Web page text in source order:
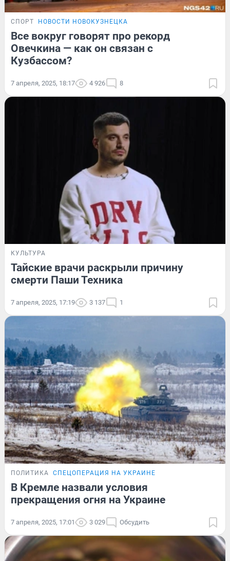
СПОРТ НОВОСТИ НОВОКУЗНЕЦКА
Все вокруг говорят про рекорд
Овечкина — как он связан с
Кузбассом?
7 апреля, 2025, 18:17 4 926 8
КУЛЬТУРА
Тайские врачи раскрыли причину
смерти Паши Техника
7 апреля, 2025, 17:19 3 137 1
ПОЛИТИКА СПЕЦОПЕРАЦИЯ НА УКРАИНЕ
В Кремле назвали условия
прекращения огня на Украине
7 апреля, 2025, 17:01 3 029 Обсудить